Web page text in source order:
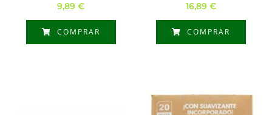
9,89€
COMPRAR
16,89 €
COMPRAR